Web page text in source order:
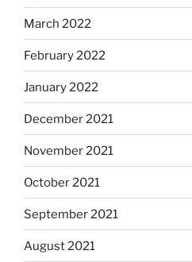
March 2022
February 2022
January 2022
December 2021
November 2021
October 2021
September 2021
August 2021